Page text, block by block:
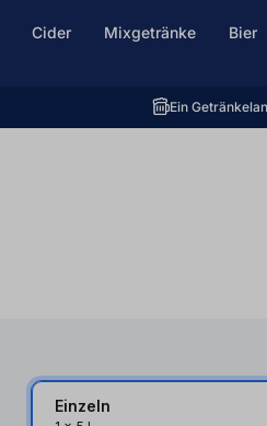
Cider Mixgetränke Bier
Ein
Einzeln